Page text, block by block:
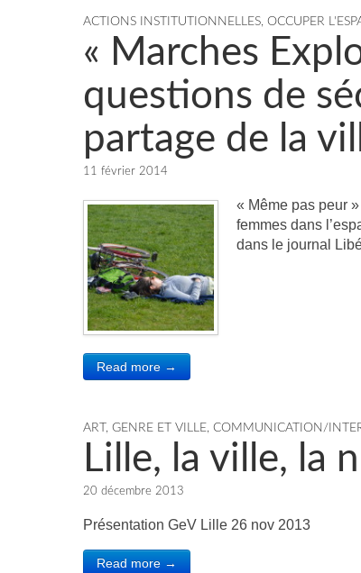
ACTIONS INSTITUTIONNELLES, OCCUPER
« Marches
questions de
partage de la
11 février 2014
« Même pas peur
femmes dans
dans le journal
Read more →
ART, GENRE ET VILLE, COMMUNICATION/
Lille, la ville, la
20 décembre 2013
Présentation GeV Lille 26 nov 2013
Read more →